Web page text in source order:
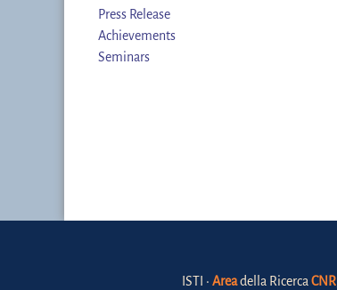
Press Release
Achievements
Seminars
ISTI • Areadella Ricerca CNR